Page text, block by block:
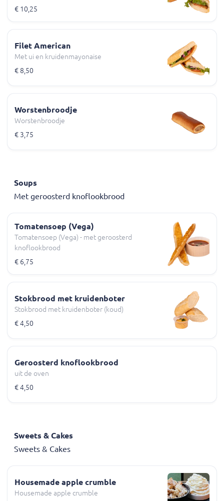
€ 10,25
Filet American
Met ui en kruidenmayonaise
€ 8,50
Worstenbroodje
Worstenbroodje
€ 3,75
Soups
Met geroosterd knoflookbrood
Tomatensoep (Vega)
Tomatensoep (Vega) - met geroosterd
knoflookbrood
€ 6,75
Stokbrood met kruidenboter
Stokbrood met kruidenboter (koud)
€ 4,50
Geroosterd knoflookbrood
uit de oven
€ 4,50
Sweets & Cakes
Sweets & Cakes
Housemade apple crumble
Housemade apple crumble